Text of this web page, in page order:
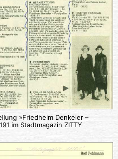
»Friedhelm Denkeler –
im Stadtmagazin ZITTY